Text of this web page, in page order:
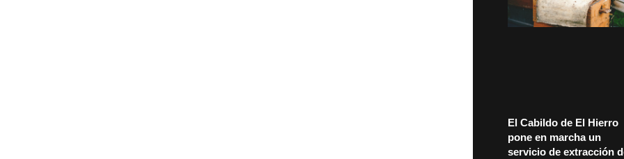
El Cabildo de El Hierro
pone en marcha un
servicio de extracción